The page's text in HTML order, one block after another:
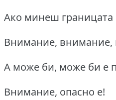
Ако минеш границата
Внимание,
А може би, може би е
Внимание, опасно е!